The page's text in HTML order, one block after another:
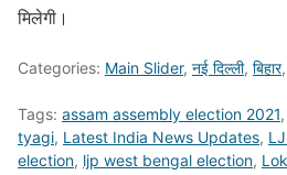
मिलेगी।
Categories: Main Slider, नई दिल्ली, बिहार,
Tags: assam assembly election 2021,
tyagi, Latest India News Updates,
election, ljp west bengal election,